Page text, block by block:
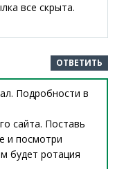
все скрыта.
ОТВЕТИТЬ
Подробности в
сайта. Поставь
и посмотри
будет ротация